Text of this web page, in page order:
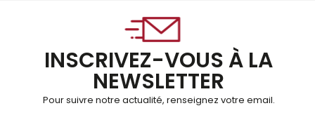
INSCRIVEZ-VOUS À LA
NEWSLETTER
Pour suivre notre actualité, renseignez votre email.